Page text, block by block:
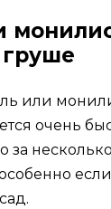
или
очень
за
если